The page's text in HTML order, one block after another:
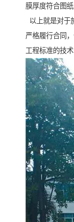
膜厚度符合图纸
以上就是对于
严格履行合同
工程标准的技